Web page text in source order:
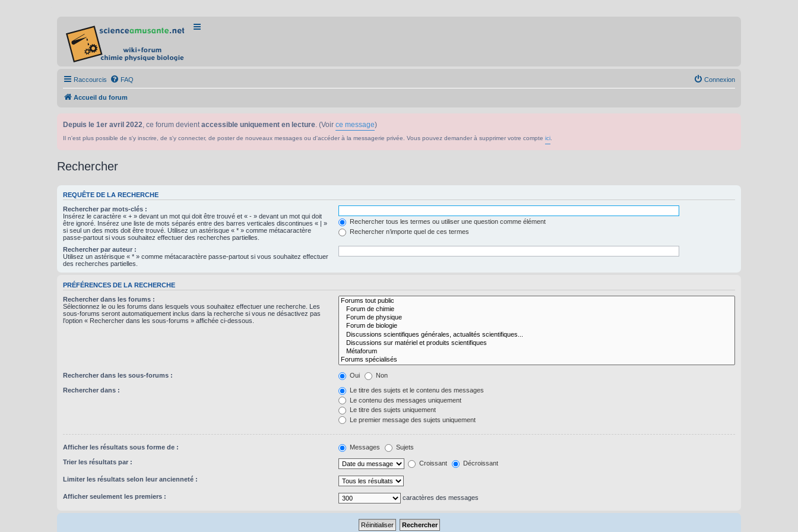
Raccourcis FAQ Connexion
Accueil du forum
Depuis le 1er avril 2022, ce forum devientaccessible uniquement en lecture. (Voir ce message)
Il n'est plus possible de s'y inscrire, de s'y connecter, de poster de nouveaux messages ou d'accéder à la messagerie privée. Vous pouvez demander à supprimer votre compte ici
Rechercher
REQUÊTE DE LA RECHERCHE
Rechercher par mots-clés :
Insérez le caractère « + » devant un mot qui doit être trouvé et « - » devant un mot qui doit
être ignoré. Insérez une liste de mots séparés entre des barres verticales discontinues « | »
si seul un des mots doit être trouvé. Utilisez un astérisque « * » comme métacaractère
passe-partout si vous souhaitez effectuer des recherches partielles.
Rechercher tous les termes ou utiliser une question comme élément
Rechercher n’importe quel de ces termes
Rechercher par auteur :
Utilisez un astérisque « * » comme métacaractère passe-partout si vous souhaitez effectuer
des recherches partielles.
PRÉFÉRENCES DE LA RECHERCHE
Rechercher dans les forums :
Sélectionnez le ou les forums dans lesquels vous souhaitez effectuer une recherche. Les
sous-forums seront automatiquement inclus dans la recherche si vous ne désactivez pas
l’option « Rechercher dans les sous-forums » affichée ci-dessous.
Rechercher dans les sous-forums : Oui Non
Rechercher dans :
Le titre des sujets et le contenu des messages
Le contenu des messages uniquement
Le titre des sujets uniquement
Le premier message des sujets uniquement
Afficher les résultats sous forme de : Messages Sujets
Trier les résultats par : Croissant Décroissant
Limiter les résultats selon leur ancienneté :
Afficher seulement les premiers : caractères des messages